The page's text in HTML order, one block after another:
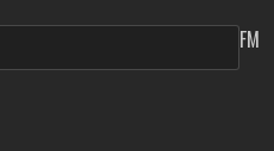
FM